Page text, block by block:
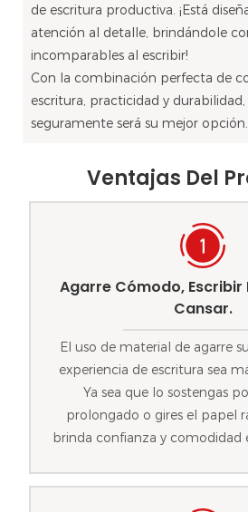
de escritura productiva. ¡Está
atención al detalle, brindándole
incomparables al escribir!
Con la combinación perfecta de
escritura, practicidad y durabilidad,
seguramente será su mejor opción.
Ventajas Del
Agarre Cómodo, Escribir
Cansar.
El uso de material de agarre
experiencia de escritura sea
Ya sea que lo sostengas
prolongado o gires el papel
brinda confianza y comodidad